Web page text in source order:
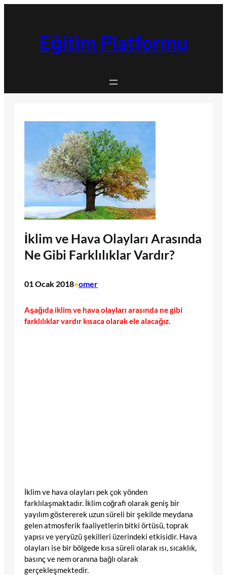
Eğitim Platformu
İklim ve Hava Olayları Arasında
Ne Gibi Farklılıklar Vardır?
01 Ocak 2018•omer
Aşağıda iklim ve hava olayları arasında ne gibi
farklılıklar vardır kısaca olarak ele alacağız.
İklim ve hava olayları pek çok yönden
farklılaşmaktadır. İklim coğrafi olarak geniş bir
yayılım göstererek uzun süreli bir şekilde meydana
gelen atmosferik faaliyetlerin bitki örtüsü, toprak
yapısı ve yeryüzü şekilleri üzerindeki etkisidir. Hava
olayları ise bir bölgede kısa süreli olarak ısı, sıcaklık,
basınç ve nem oranına bağlı olarak
gerçekleşmektedir.